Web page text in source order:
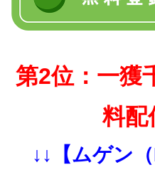
第2位：一獲
料配
↓↓【ムゲン